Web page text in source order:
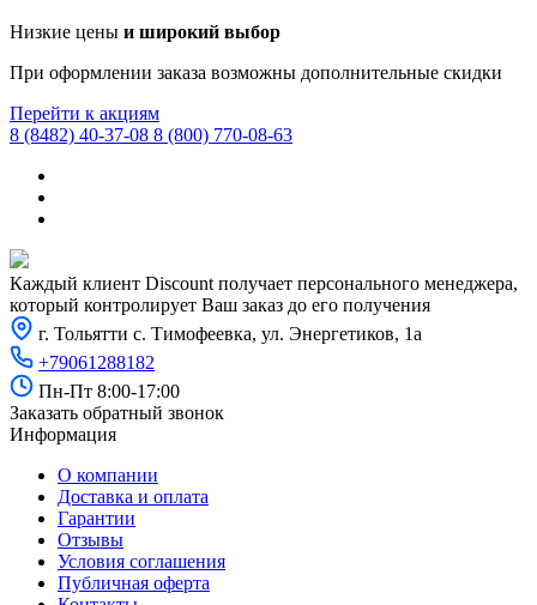
Низкие цены и широкий выбор
При оформлении заказа возможны дополнительные скидки
Перейти к акциям
8 (8482) 40-37-08 8 (800) 770-08-63
Каждый клиент Discount получает персонального менеджера,
который контролирует Ваш заказ до его получения
г. Тольятти с. Тимофеевка, ул. Энергетиков, 1а
+79061288182
Пн-Пт 8:00-17:00
Заказать обратный звонок
Информация
О компании
Доставка и оплата
Гарантии
Отзывы
Условия соглашения
Публичная оферта